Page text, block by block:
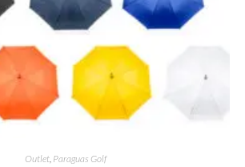
Outlet, Paraguas Golf